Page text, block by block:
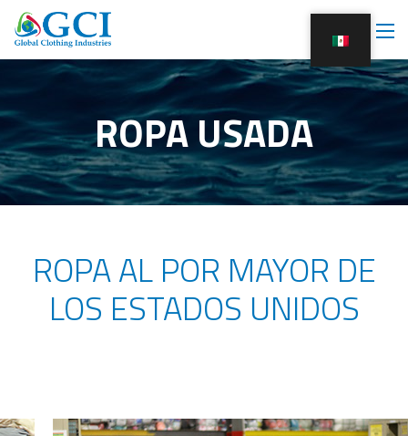
ROPA USADA
ROPA AL POR MAYOR DE
LOS ESTADOS UNIDOS